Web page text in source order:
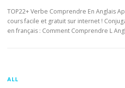
TOP22+ Verbe Comprendre En Anglais
cours facile et gratuit sur internet !
en français : Comment Comprendre L
ALL